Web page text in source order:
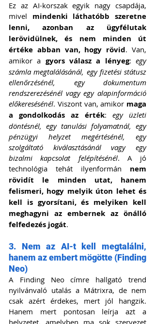
Ez az AI-korszak egyik nagy csapdája,
mivel mindenki láthatóbb szeretne
lenni, azonban az ügyfélutak
lerövidülnek, és nem minden út
értéke abban van, hogy rövid. Van,
amikor a gyors válasz a lényeg: egy
számla megtalálásánál, egy fizetési státusz
ellenőrzésénél, egy dokumentum
rendszerezésénél vagy egy alapinformáció
előkeresésénél. Viszont van, amikor maga
a gondolkodás az érték: egy üzleti
döntésnél, egy tanulási folyamatnál, egy
pénzügyi helyzet megértésénél, egy
szolgáltató kiválasztásánál vagy egy
bizalmi kapcsolat felépítésénél. A jó
technológia tehát ilyenformán nem
rövidít le minden utat, hanem
felismeri, hogy melyik úton lehet és
kell is gyorsítani, és melyiken kell
meghagyni az embernek az önálló
felfedezés jogát.
3. Nem az AI-t kell megtalálni,
hanem az embert mögötte (Finding
Neo)
A Finding Neo címre hallgató trend
nyilvánvaló utalás a Mátrixra, de nem
csak azért érdekes, mert jól hangzik.
Hanem mert pontosan leírja azt a